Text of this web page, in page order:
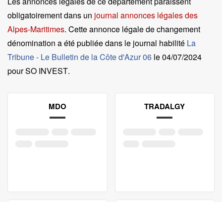
obligatoirement dans un journal annonces légales des
Alpes-Maritimes. Cette annonce légale de changement
dénomination a été publiée dans le journal habilité La
Tribune - Le Bulletin de la Côte d'Azur 06 le04/07/2024
pour SO INVEST.
MDO TRADALGY